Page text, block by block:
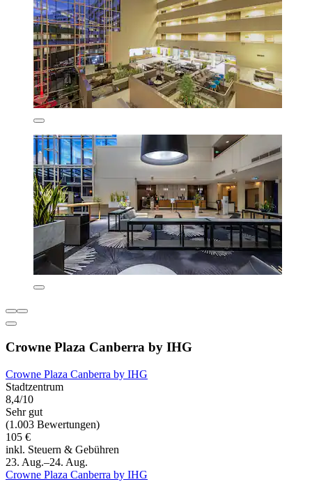
Crowne Plaza Canberra by IHG
Crowne Plaza Canberra by IHG
Stadtzentrum
8,4/10
Sehr gut
(1.003 Bewertungen)
105 €
inkl. Steuern & Gebühren
23. Aug.–24. Aug.
Crowne Plaza Canberra by IHG